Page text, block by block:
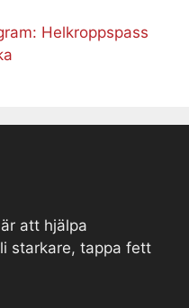
Helkroppspass
att hjälpa
starkare, tappa fett